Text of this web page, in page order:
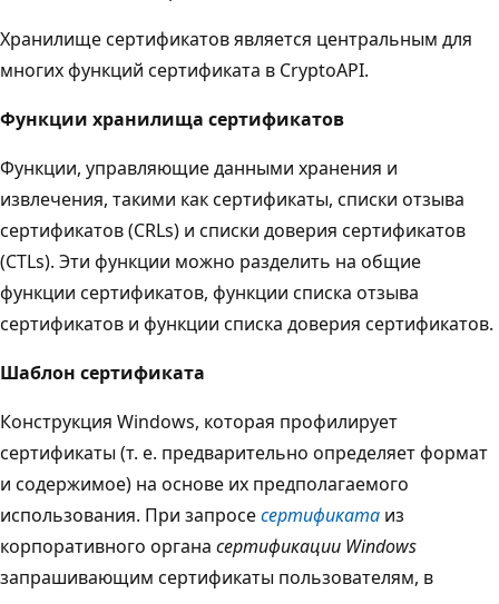
Хранилище сертификатов является центральным для
многих функций сертификата в CryptoAPI.
Функции хранилища сертификатов
Функции, управляющие данными хранения и
извлечения, такими как сертификаты, списки отзыва
сертификатов (CRLs) и списки доверия сертификатов
(CTLs). Эти функции можно разделить на общие
функции сертификатов, функции списка отзыва
сертификатов и функции списка доверия сертификатов.
Шаблон сертификата
Конструкция Windows, которая профилирует
сертификаты (т. е. предварительно определяет формат
и содержимое) на основе их предполагаемого
использования. При запросесертификата из
корпоративного органа сертификации Windows
запрашивающим сертификаты пользователям, в